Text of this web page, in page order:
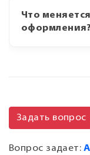
Что
оформления?
Задать вопрос
Вопрос задает: